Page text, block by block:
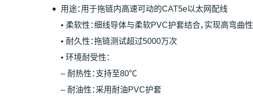
用途：用于拖链内高速可动的CAT5e以太网配线
• 柔软性：细线导体与柔软PVC护套结合，实现高弯曲性
• 耐久性：拖链测试超过5000万次
• 环境耐受性：
– 耐热性：支持至80℃
– 耐油性：采用耐油PVC护套